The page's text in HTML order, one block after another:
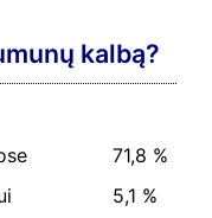
kalbą?
71,8 %
5,1 %